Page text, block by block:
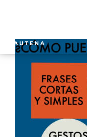
AUTISMO
COMUNICACIÓN